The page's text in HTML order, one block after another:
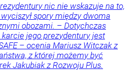
nic nie wskazuje na to,
spory między dwoma
obozami. – Dotychczas
jego prezydentury jest
– ocenia Mariusz Witczak z
z której możemy być
Jakubiak z Rozwoju Plus.